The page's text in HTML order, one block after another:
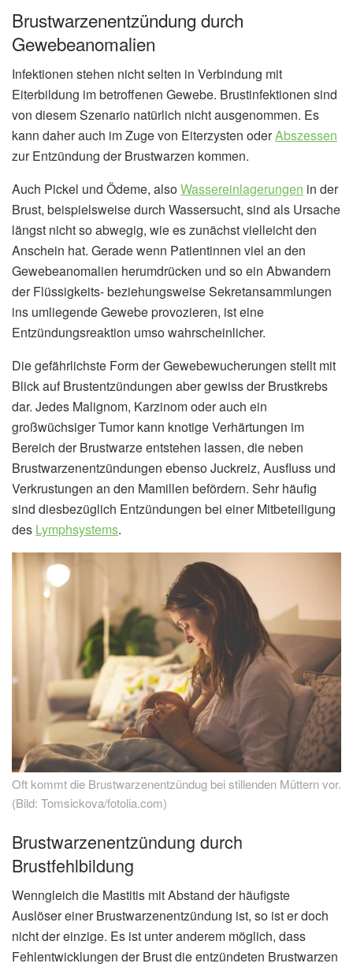
Brustwarzenentzündung durch
Gewebeanomalien
Infektionen stehen nicht selten in Verbindung mit
Eiterbildung im betroffenen Gewebe. Brustinfektionen sind
von diesem Szenario natürlich nicht ausgenommen. Es
kann daher auch im Zuge von Eiterzysten oderAbszessen
zur Entzündung der Brustwarzen kommen.
Auch Pickel und Ödeme, alsoWassereinlagerungen in der
Brust, beispielsweise durch Wassersucht, sind als Ursache
längst nicht so abwegig, wie es zunächst vielleicht den
Anschein hat. Gerade wenn Patientinnen viel an den
Gewebeanomalien herumdrücken und so ein Abwandern
der Flüssigkeits- beziehungsweise Sekretansammlungen
ins umliegende Gewebe provozieren, ist eine
Entzündungsreaktion umso wahrscheinlicher.
Die gefährlichste Form der Gewebewucherungen stellt mit
Blick auf Brustentzündungen aber gewiss der Brustkrebs
dar. Jedes Malignom, Karzinom oder auch ein
großwüchsiger Tumor kann knotige Verhärtungen im
Bereich der Brustwarze entstehen lassen, die neben
Brustwarzenentzündungen ebenso Juckreiz, Ausfluss und
Verkrustungen an den Mamillen befördern. Sehr häufig
sind diesbezüglich Entzündungen bei einer Mitbeteiligung
des Lymphsystems.
Oft kommt die Brustwarzenentzündug bei stillenden Müttern vor.
(Bild: Tomsickova/fotolia.com)
Brustwarzenentzündung durch
Brustfehlbildung
Wenngleich die Mastitis mit Abstand der häufigste
Auslöser einer Brustwarzenentzündung ist, so ist er doch
nicht der einzige. Es ist unter anderem möglich, dass
Fehlentwicklungen der Brust die entzündeten Brustwarzen